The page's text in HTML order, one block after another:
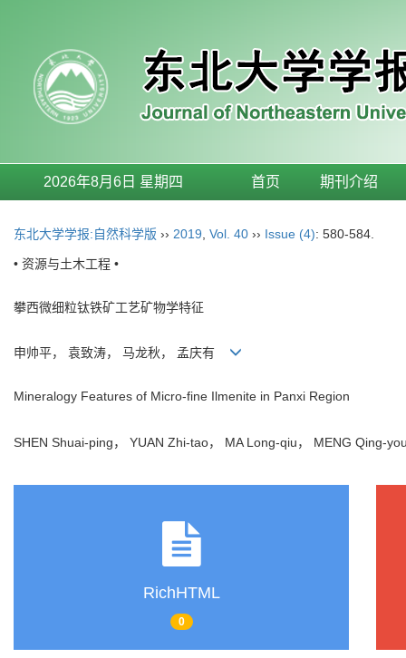
2026年8月6日 星期四 首页 期刊介绍
东北大学学报:自然科学版 ›› 2019 Vol. 40 ›› Issue (4): 580-584.
• 资源与土木工程 •
攀西微细粒钛铁矿工艺矿物学特征
申帅平， 袁致涛， 马龙秋， 孟庆有
Mineralogy Features of Micro-fine Ilmenite in Panxi Region
SHEN Shuai-ping， YUAN Zhi-tao， MA Long-qiu， MENG Qing-
RichHTML
0